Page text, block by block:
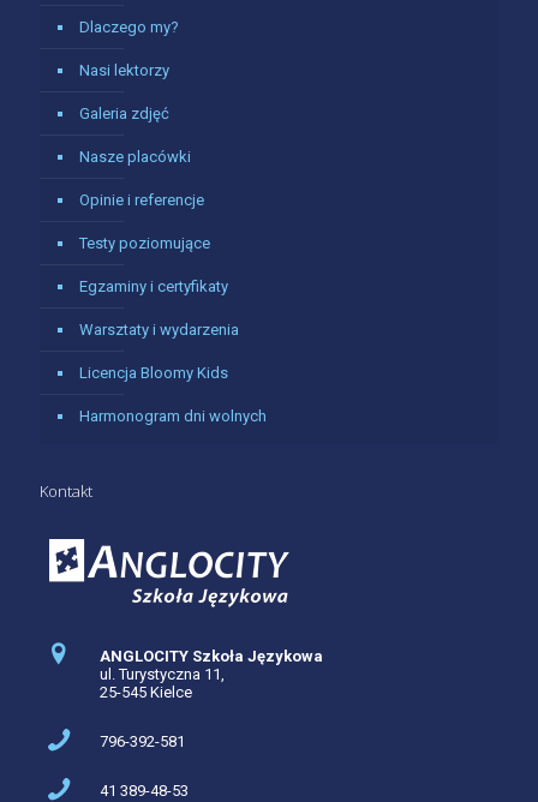
Dlaczego my?
Nasi lektorzy
Galeria zdjęć
Nasze placówki
Opinie i referencje
Testy poziomujące
Egzaminy i certyfikaty
Warsztaty i wydarzenia
Licencja Bloomy Kids
Harmonogram dni wolnych
Kontakt
ANGLOCITY Szkoła Językowa
ul. Turystyczna 11,
25-545 Kielce
796-392-581
41 389-48-53